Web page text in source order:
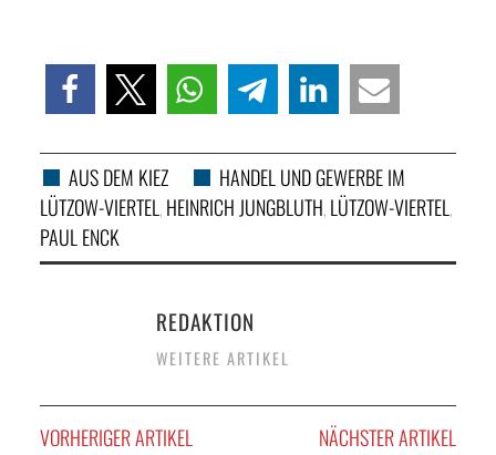
AUS DEM KIEZ
HANDEL UND GEWERBE IM
LÜTZOW-VIERTEL, HEINRICH JUNGBLUTH, LÜTZOW-VIERTEL,
PAUL ENCK
REDAKTION
WEITERE ARTIKEL
VORHERIGER ARTIKEL NÄCHSTER ARTIKEL